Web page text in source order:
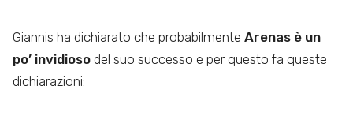
Giannis ha dichiarato che probabilmente Arenas è un
po’ invidioso del suo successo e per questo fa queste
dichiarazioni: